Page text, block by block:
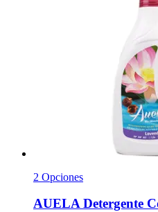
2 Opciones
AUELADetergente